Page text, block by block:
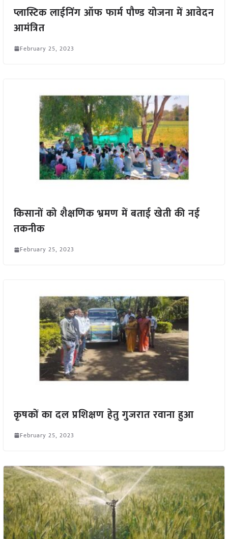
प्लास्टिक लाईनिंग ऑफ फार्म पौण्ड योजना में आवेदन
आमंत्रित
February 25, 2023
किसानों को शैक्षणिक भ्रमण में बताई खेती की नई
तकनीक
February 25, 2023
कृषकों का दल प्रशिक्षण हेतु गुजरात रवाना हुआ
February 25, 2023